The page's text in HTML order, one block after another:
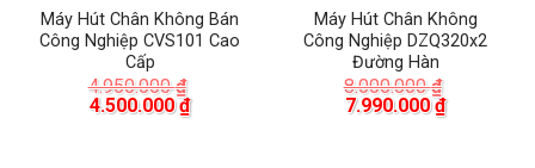
Máy Hút Chân Không Bán
Công Nghiệp CVS101 Cao
Cấp
4.950.000₫
Giá
4.500.000₫Giá
hiện
Máy Hút Chân Không
Công Nghiệp DZQ320x2
Đường Hàn
8.000.000₫
Giá
7.990.000₫Giá
hiện